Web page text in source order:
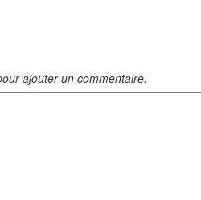
ajouter un commentaire.